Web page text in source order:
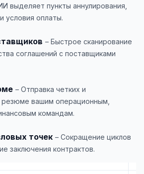
выделяет пункты аннулирования,
условия оплаты.
– Быстрое сканирование
соглашений с поставщиками
– Отправка четких и
резюме вашим операционным,
командам.
точек – Сокращение циклов
заключения контрактов.